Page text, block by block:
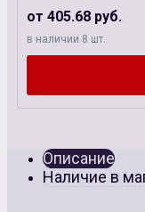
от 405.68 руб.
в наличии 8 шт.
Описание
Наличие в